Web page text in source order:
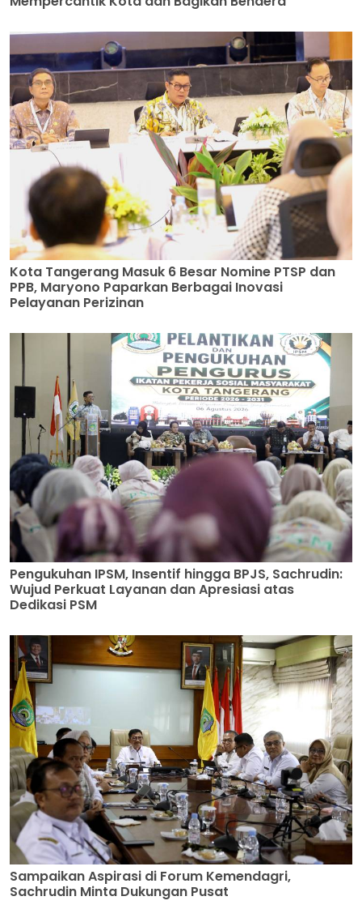
Kota Tangerang Masuk 6 Besar Nomine PTSP dan
PPB, Maryono Paparkan Berbagai Inovasi
Pelayanan Perizinan
Pengukuhan IPSM, Insentif hingga BPJS, Sachrudin:
Wujud Perkuat Layanan dan Apresiasi atas
Dedikasi PSM
Sampaikan Aspirasi di Forum Kemendagri,
Sachrudin Minta Dukungan Pusat